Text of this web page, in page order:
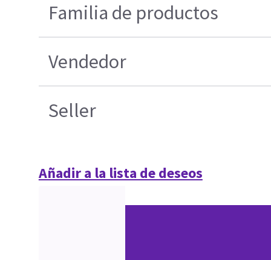
Familia de productos
Vendedor
Seller
Añadir a la lista de deseos